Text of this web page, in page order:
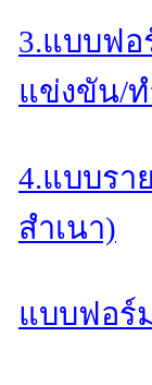
3.แบบฟอ
แข่งขัน/
4.แบบรา
สำเนา)
แบบฟอร์